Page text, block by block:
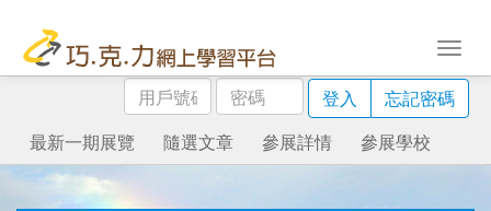
用
戶
號
碼
密
碼
登入
忘記密碼
最新一期展覽
隨選文章 參展詳情 參展學校